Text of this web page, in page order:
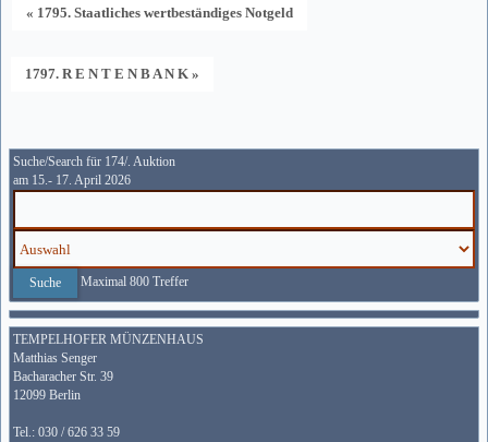
« 1795. Staatliches wertbeständiges Notgeld
1797. R E N T E N B A N K »
Suche/Search für 174/. Auktion
am 15.- 17. April 2026
Maximal 800 Treffer
TEMPELHOFER MÜNZENHAUS
Matthias Senger
Bacharacher Str. 39
12099 Berlin
Tel.: 030 / 626 33 59